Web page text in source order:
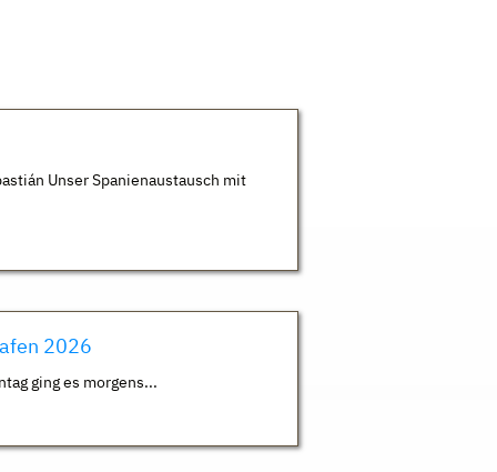
Unser Spanienaustausch mit
2026
ging es morgens...